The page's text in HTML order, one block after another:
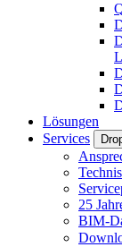
Lösungen
Services
25
BIM-